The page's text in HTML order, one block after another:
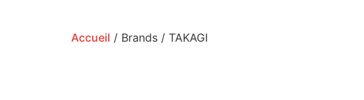
Accueil / Brands / TAKAGI